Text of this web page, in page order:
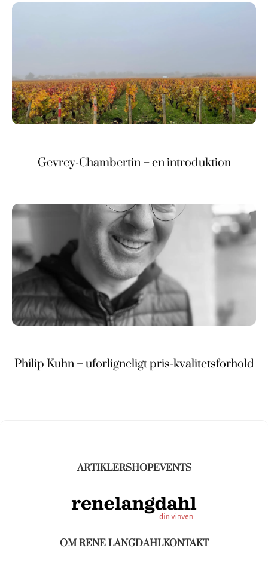
Gevrey-Chambertin – en introduktion
Philip Kuhn – uforligneligt pris-kvalitetsforhold
ARTIKLERSHOPEVENTS
OM RENE LANGDAHLKONTAKT